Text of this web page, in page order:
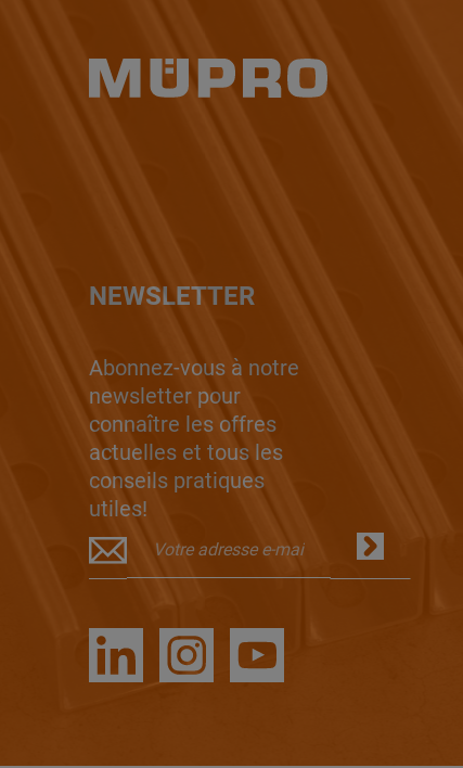
NEWSLETTER
Abonnez-vous à notre
newsletter pour
connaître les offres
actuelles et tous les
conseils pratiques
utiles!